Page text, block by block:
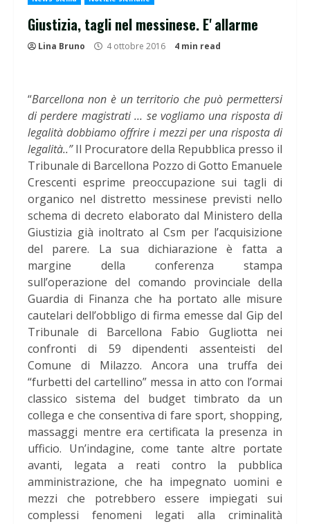
Giustizia, tagli nel messinese. E' allarme
Lina Bruno 4 ottobre 2016 4 min read
“Barcellona non è un territorio che può permettersi
di perdere magistrati … se vogliamo una risposta di
legalità dobbiamo offrire i mezzi per una risposta di
legalità..”Il Procuratore della Repubblica presso il
Tribunale di Barcellona Pozzo di Gotto Emanuele
Crescenti esprime preoccupazione sui tagli di
organico nel distretto messinese previsti nello
schema di decreto elaborato dal Ministero della
Giustizia già inoltrato al Csm per l’acquisizione
del parere. La sua dichiarazione è fatta a
margine della conferenza stampa
sull’operazione del comando provinciale della
Guardia di Finanza che ha portato alle misure
cautelari dell’obbligo di firma emesse dal Gip del
Tribunale di Barcellona Fabio Gugliotta nei
confronti di 59 dipendenti assenteisti del
Comune di Milazzo. Ancora una truffa dei
“furbetti del cartellino” messa in atto con l’ormai
classico sistema del budget timbrato da un
collega e che consentiva di fare sport, shopping,
massaggi mentre era certificata la presenza in
ufficio. Un’indagine, come tante altre portate
avanti, legata a reati contro la pubblica
amministrazione, che ha impegnato uomini e
mezzi che potrebbero essere impiegati sui
complessi fenomeni legati alla criminalità